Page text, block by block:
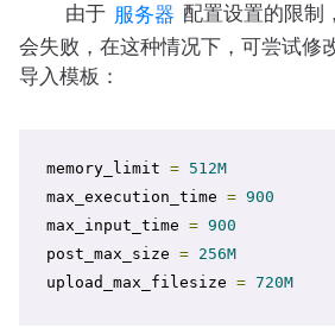
由于 服务器 配置设置的限制
会失败，在这种情况下，可尝试修
导入模板：
memory_limit =
512M
max_execution_time = 900
max_input_time = 900
post_max_size =
256M
upload_max_filesize = 720M